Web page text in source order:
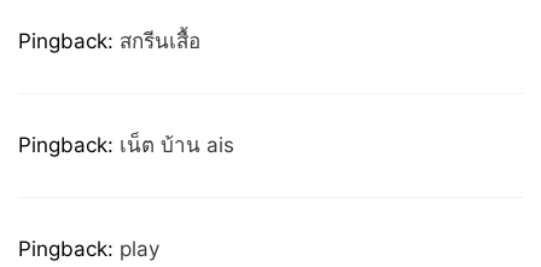
Pingback: สกรีนเสื้อ
Pingback: เน็ต บ้าน ais
Pingback: play